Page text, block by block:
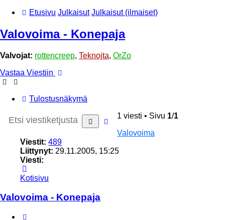
Etusivu Julkaisut Julkaisut (ilmaiset)
Valovoima - Konepaja
Valvojat: rottencreep, Teknojta, OrZo
Vastaa Viestiin
Tulostusnäkymä
Etsi
Tarkennettu
haku
1 viesti • Sivu 1/1
Valovoima
Viestit: 489
Liittynyt: 29.11.2005, 15:25
Viesti:
Valovoima
Kotisivu
Valovoima - Konepaja